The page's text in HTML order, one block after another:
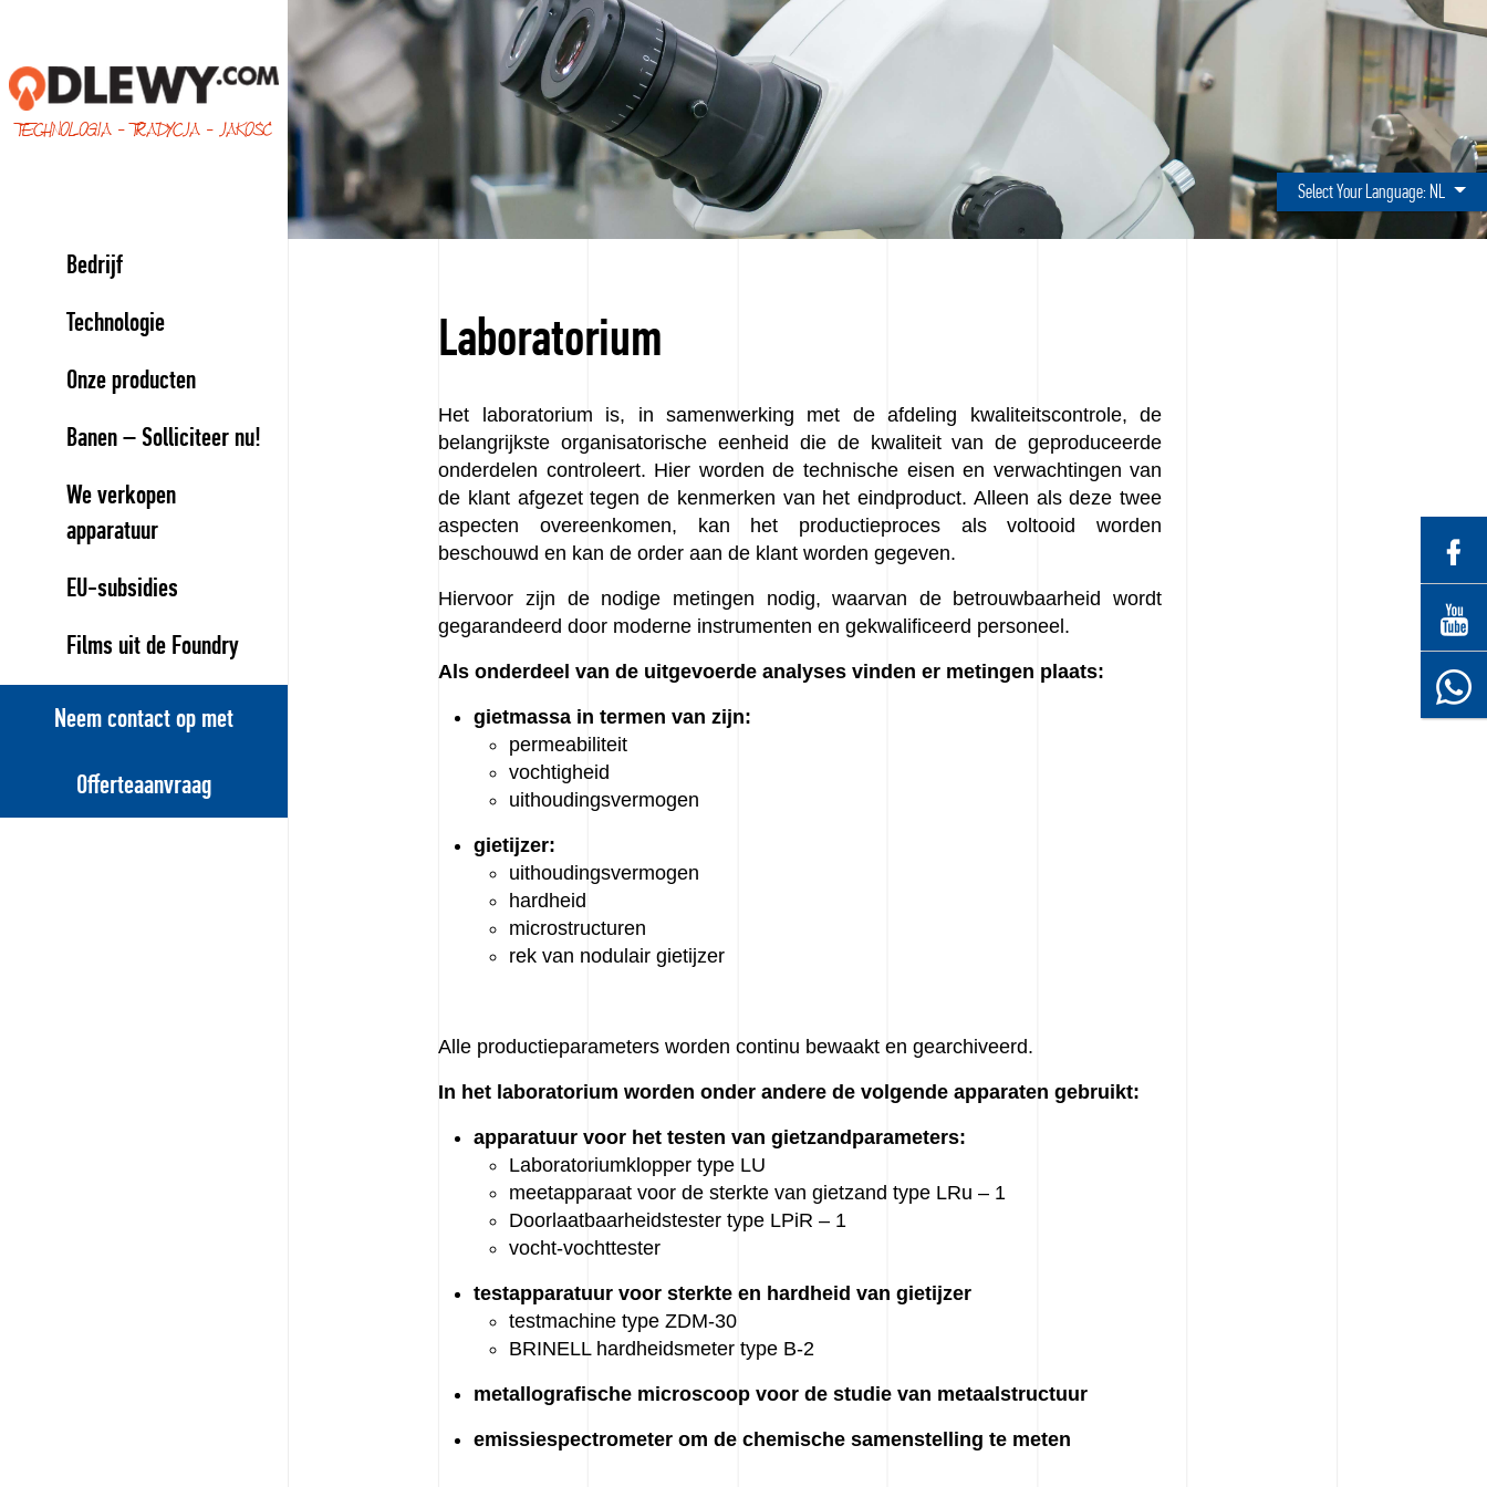
TECHNOLOGIA - TRADYCJA - JAKOŚĆ
Bedrijf
Technologie
Onze producten
Banen – Solliciteer nu!
We verkopen
apparatuur
EU-subsidies
Films uit de Foundry
Neem contact op met
Offerteaanvraag
Select Your Language:NL
Laboratorium
Het laboratorium is, in samenwerking met de afdeling kwaliteitscontrole, de
belangrijkste organisatorische eenheid die de kwaliteit van de geproduceerde
onderdelen controleert. Hier worden de technische eisen en verwachtingen van
de klant afgezet tegen de kenmerken van het eindproduct. Alleen als deze twee
aspecten overeenkomen, kan het productieproces als voltooid worden
beschouwd en kan de order aan de klant worden gegeven.
Hiervoor zijn de nodige metingen nodig, waarvan de betrouwbaarheid wordt
gegarandeerd door moderne instrumenten en gekwalificeerd personeel.
Als onderdeel van de uitgevoerde analyses vinden er metingen plaats:
gietmassa in termen van zijn:
permeabiliteit
vochtigheid
uithoudingsvermogen
gietijzer:
uithoudingsvermogen
hardheid
microstructuren
rek van nodulair gietijzer
Alle productieparameters worden continu bewaakt en gearchiveerd.
In het laboratorium worden onder andere de volgende apparaten gebruikt:
apparatuur voor het testen van gietzandparameters:
Laboratoriumklopper type LU
meetapparaat voor de sterkte van gietzand type LRu – 1
Doorlaatbaarheidstester type LPiR – 1
vocht-vochttester
testapparatuur voor sterkte en hardheid van gietijzer
testmachine type ZDM-30
BRINELL hardheidsmeter type B-2
metallografische microscoop voor de studie van metaalstructuur
emissiespectrometer om de chemische samenstelling te meten